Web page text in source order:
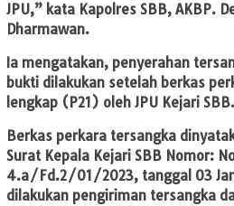
JPU,” kata Kapolres SBB, AKBP.
Dharmawan.
Ia mengatakan, penyerahan
bukti dilakukan setelah berkas
lengkap (P21) oleh JPU Kejari SBB.
Berkas perkara tersangka
Surat Kepala Kejari SBB Nomor:
4.a/Fd.2/01/2023, tanggal 03
dilakukan pengiriman tersangka